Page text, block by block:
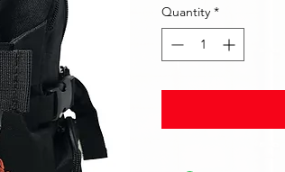
Quantity *